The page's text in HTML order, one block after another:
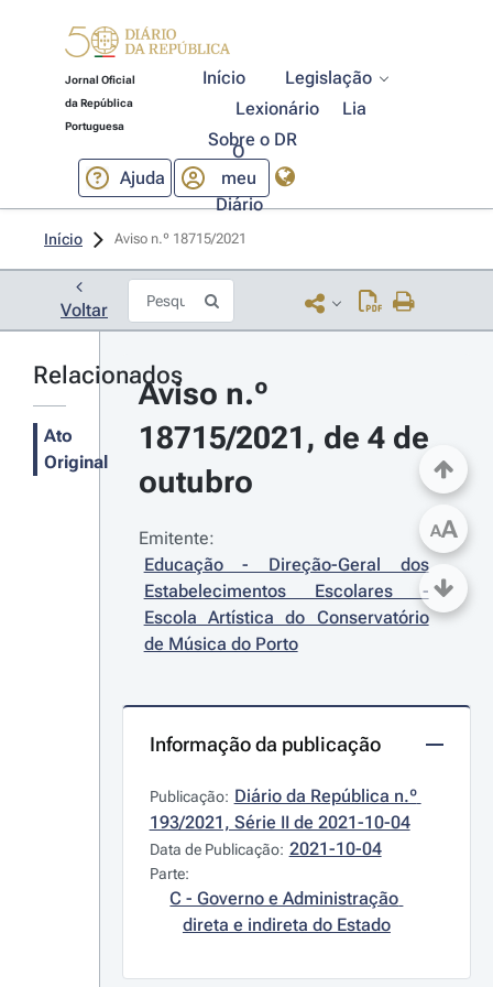
Jornal Oficial
da República
Portuguesa
Início
Legislação
Lexionário
Lia
Sobre o DR
Ajuda
O
meu
Diário
Início Aviso n.º 18715/2021
Voltar
Relacionados
Ato
Original
Aviso n.º
18715/2021, de 4 de
outubro
Emitente:
Educação - Direção-Geral dos
Estabelecimentos Escolares -
Escola Artística do Conservatório
de Música do Porto
Informação da publicação
Publicação: Diário da República n.º
193/2021, Série II de 2021-10-04
Data de Publicação: 2021-10-04
Parte:
C - Governo e Administração
direta e indireta do Estado
AA